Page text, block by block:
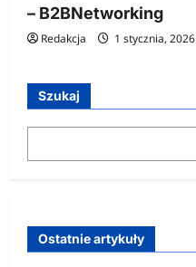
– B2BNetworking
Redakcja 1 stycznia, 2026
Szukaj
Ostatnie artykuły